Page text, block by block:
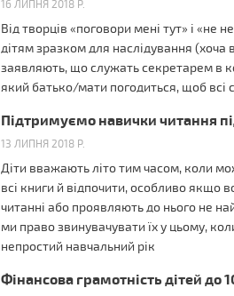
16 ЛИПНЯ 2018 Р.
Від творців «поговори мені тут» і
дітям зразком для наслідування (хоча
заявляють, що служать секретарем в
який батько/мати погодиться, щоб всі
Підтримуємо навички читання
13 ЛИПНЯ 2018 Р.
Діти вважають літо тим часом, коли
всі книги й відпочити, особливо якщо
читанні або проявляють до нього не
ми право звинувачувати їх у цьому,
непростий навчальний рік
Фінансова грамотність дітей до